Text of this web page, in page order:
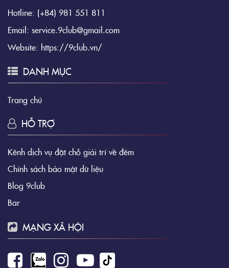
Hotline: (+84) 981 551 811
Email: service.9club@gmail.com
Website: https://9club.vn/
DANH MỤC
Trang chủ
HỖ TRỢ
Kênh dịch vụ đặt chỗ giải trí về đêm
Chính sách bảo mật dữ liệu
Blog 9club
Bar
MẠNG XÃ HỘI